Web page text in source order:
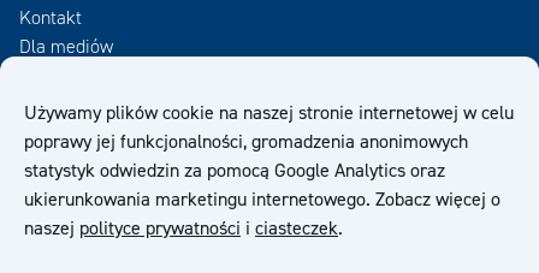
Używamy plików cookie na naszej stronie internetowej w celu
poprawy jej funkcjonalności, gromadzenia anonimowych
statystyk odwiedzin za pomocą Google Analytics oraz
ukierunkowania marketingu internetowego. Zobacz więcej o
naszej polityce prywatności i ciasteczek.
Kontakt
Dla mediów
Zamów Newsletter
OWS